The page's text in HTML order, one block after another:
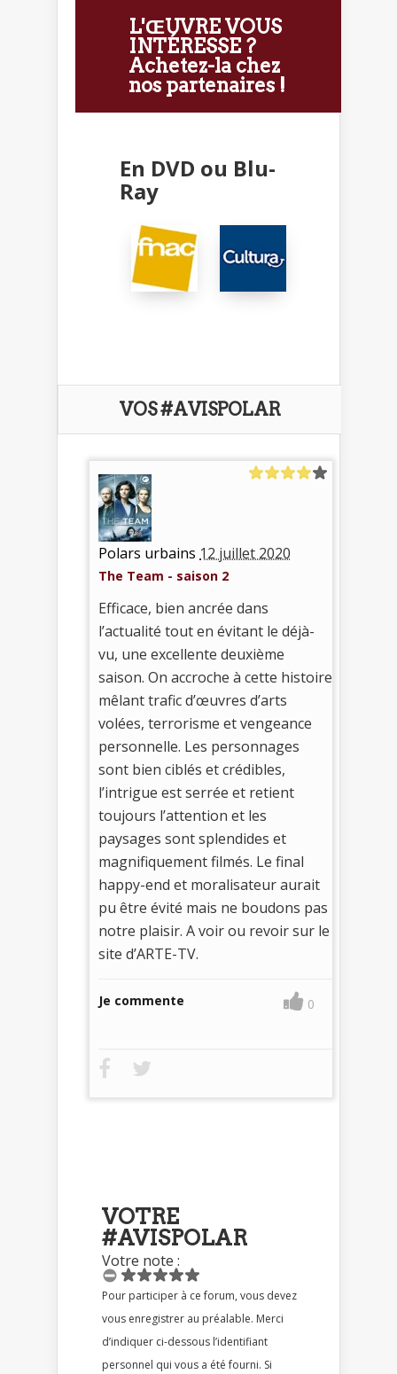
L'ŒUVRE VOUS
INTÉRESSE ?
Achetez-la chez
nos partenaires !
En DVD ou Blu-
Ray
VOS #AVISPOLAR
Polars urbains 12 juillet 2020
The Team - saison 2
Efficace, bien ancrée dans
l’actualité tout en évitant le déjà-
vu, une excellente deuxième
saison. On accroche à cette histoire
mêlant trafic d’œuvres d’arts
volées, terrorisme et vengeance
personnelle. Les personnages
sont bien ciblés et crédibles,
l’intrigue est serrée et retient
toujours l’attention et les
paysages sont splendides et
magnifiquement filmés. Le final
happy-end et moralisateur aurait
pu être évité mais ne boudons pas
notre plaisir. A voir ou revoir sur le
site d’ARTE-TV.
Je commente 0
VOTRE
#AVISPOLAR
Votre note :
Pour participer à ce forum, vous devez
vous enregistrer au préalable. Merci
d’indiquer ci-dessous l’identifiant
personnel qui vous a été fourni. Si